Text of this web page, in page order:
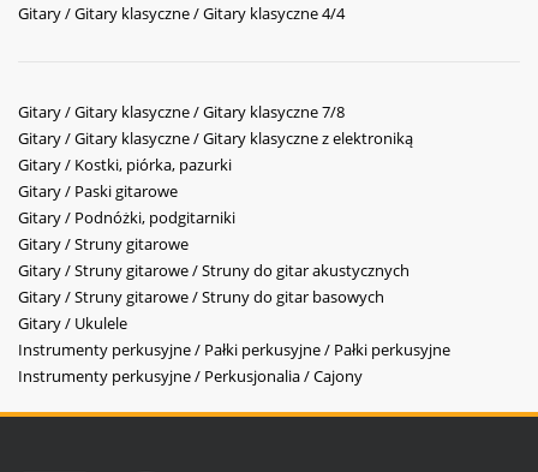
Gitary / Gitary klasyczne / Gitary klasyczne 4/4
Gitary / Gitary klasyczne / Gitary klasyczne 7/8
Gitary / Gitary klasyczne / Gitary klasyczne z elektroniką
Gitary / Kostki, piórka, pazurki
Gitary / Paski gitarowe
Gitary / Podnóżki, podgitarniki
Gitary / Struny gitarowe
Gitary / Struny gitarowe / Struny do gitar akustycznych
Gitary / Struny gitarowe / Struny do gitar basowych
Gitary / Ukulele
Instrumenty perkusyjne / Pałki perkusyjne / Pałki perkusyjne
Instrumenty perkusyjne / Perkusjonalia / Cajony